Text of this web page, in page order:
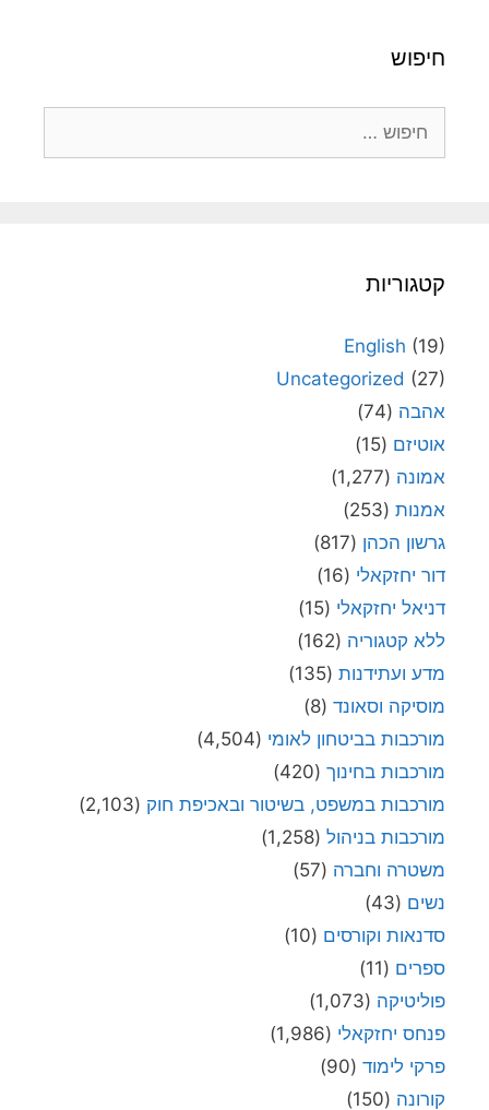
חיפוש
קטגוריות
English (19)
Uncategorized (27)
אהבה (74)
אוטיזם (15)
אמונה (1,277)
אמנות (253)
גרשון הכהן (817)
דור יחזקאלי (16)
דניאל יחזקאלי (15)
ללא קטגוריה (162)
מדע ועתידנות (135)
מוסיקה וסאונד (8)
מורכבות בביטחון לאומי (4,504)
מורכבות בחינוך (420)
מורכבות במשפט, בשיטור ובאכיפת חוק (2,103)
מורכבות בניהול (1,258)
משטרה וחברה (57)
נשים (43)
סדנאות וקורסים (10)
ספרים (11)
פוליטיקה (1,073)
פנחס יחזקאלי (1,986)
פרקי לימוד (90)
קורונה (150)